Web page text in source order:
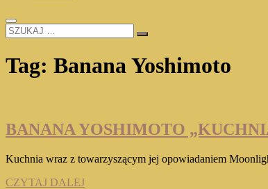
SZUKAJ
…
Tag: Banana Yoshimoto
BANANA YOSHIMOTO
Kuchnia wraz z towarzyszącym jej opowiadaniem
CZYTAJ DALEJBANANA